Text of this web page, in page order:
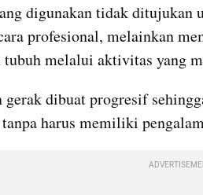
digunakan tidak ditujukan
profesional, melainkan
tubuh melalui aktivitas yang
gerak dibuat progresif
harus memiliki